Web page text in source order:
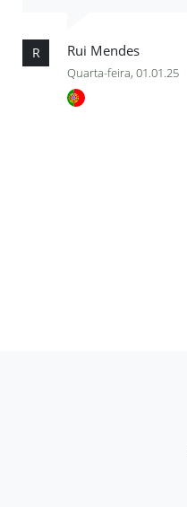
R Rui Mendes
Quarta-feira, 01.01.25